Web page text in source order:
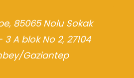
85065 Nolu Sokak
3 A blok No 2, 27104
Gaziantep